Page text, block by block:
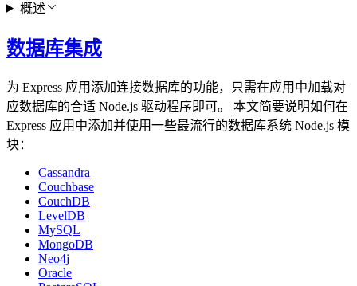
数据库集成
为 Express 应用添加连接数据库的功能，只需在应用中加载对
应数据库的合适 Node.js 驱动程序即可。 本文简要说明如何在
Express 应用中添加并使用一些最流行的数据库系统 Node.js 模
块：
Cassandra
Couchbase
CouchDB
LevelDB
MySQL
MongoDB
Neo4j
Oracle
概述